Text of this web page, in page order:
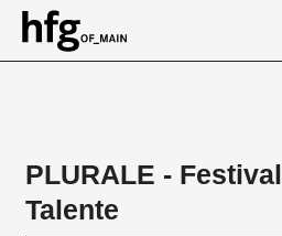
Über
PLURALE -
Talente